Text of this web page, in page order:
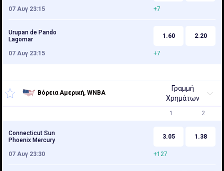
07 Αυγ 23:15 +7
Urupan de Pando
Lagomar
1.60 2.20
07 Αυγ 23:15 +7
Βόρεια Αμερική, WNBA
Γραμμή
Χρημάτων
1 2
Connecticut Sun
Phoenix Mercury
3.05 1.38
07 Αυγ 23:30 +127